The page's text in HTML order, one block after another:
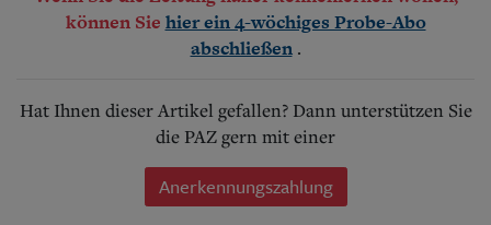
können Sie hier ein 4-wöchiges Probe-Abo
abschließen .
Hat Ihnen dieser Artikel gefallen? Dann unterstützen Sie
die PAZ gern mit einer
Anerkennungszahlung